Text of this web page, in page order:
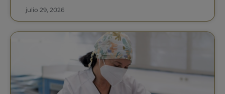
julio 29, 2026